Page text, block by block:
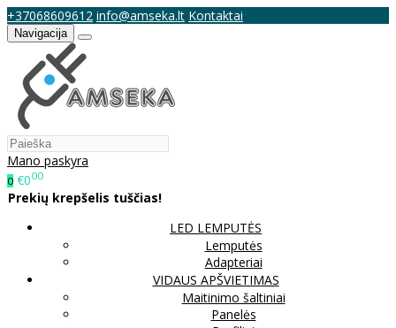
+37068609612 info@amseka.lt Kontaktai
Navigacija
Mano paskyra
0 €000
Prekių krepšelis tuščias!
LED LEMPUTĖS
Lemputės
Adapteriai
VIDAUS APŠVIETIMAS
Maitinimo šaltiniai
Panelės